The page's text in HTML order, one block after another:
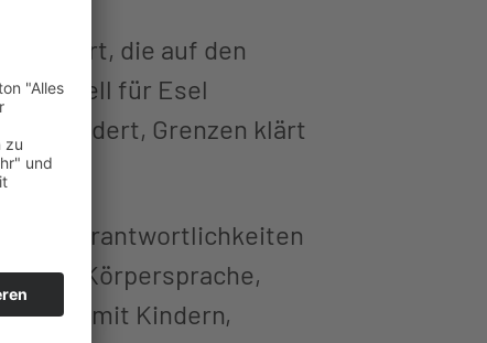
die auf den
speziell für Esel
fördert, Grenzen klärt
Verantwortlichkeiten
klare Körpersprache,
Arbeit mit Kindern,